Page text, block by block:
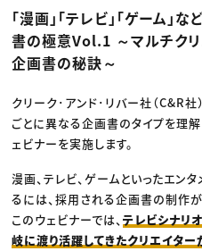
ディレクション
業界解説・キャリア事情
お役立ち基礎知識
ゲームクリエイター
映像クリエイター
マーケッター
クリエイターインタビュー
C＆R Magazine
ニュース・トレンド
ニュース・トレンド トップ
Web
映像
ゲーム・エンタメ
広告
出版
CREATIVE VILLAGEからの
プロフェッショナル
「漫画」「テレビ」「ゲーム
書の極意Vol.1 ～マルチクリ
企画書の秘訣～
クリーク･アンド･リバー社（C&R社
ごとに異なる企画書のタイプを理
ェビナーを実施します。
漫画、テレビ、ゲームといったエン
るには、採用される企画書の制作が
このウェビナーでは、テレビシナリ
岐に渡り活躍してきたクリエイター